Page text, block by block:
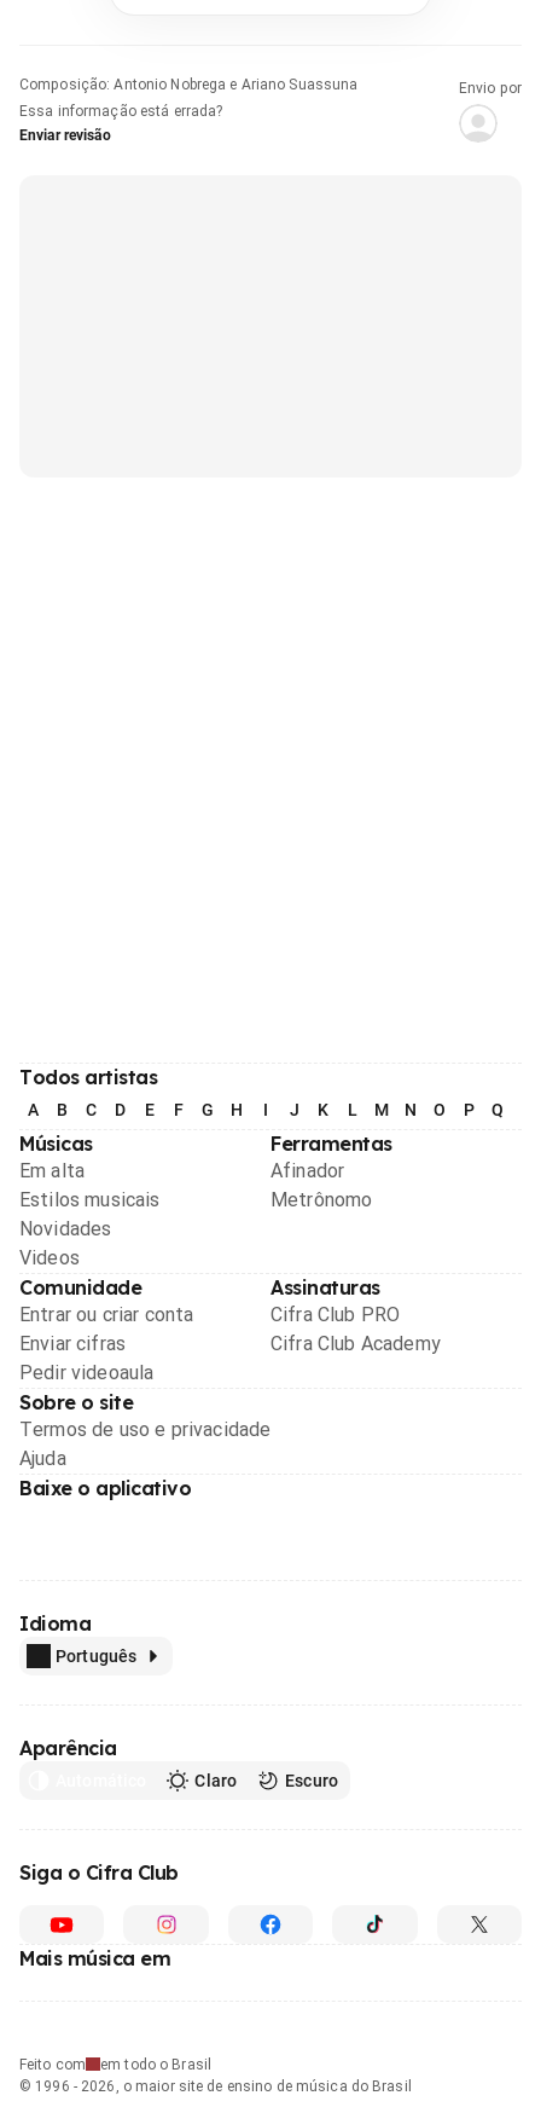
Composição:Antonio Nobrega e Ariano Suassuna
Essa informação está errada?
Enviar revisão
Envio por
Todos artistas
A B C D E F G H I J K L M N O P Q
Músicas
Em alta
Estilos musicais
Novidades
Videos
Ferramentas
Afinador
Metrônomo
Comunidade
Entrar ou criar conta
Enviar cifras
Pedir videoaula
Assinaturas
Cifra Club PRO
Cifra Club Academy
Sobre o site
Termos de uso e privacidade
Ajuda
Baixe o aplicativo
Idioma
Português
Aparência
Claro Escuro
Siga o Cifra Club
Mais música em
Feito com
em todo o Brasil
© 1996 - 2026, o maior site de ensino de música do Brasil